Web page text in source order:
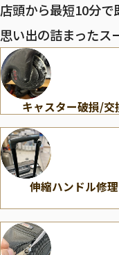
店頭から最短10分
思い出の詰まったス
キャスター破損/交
伸縮ハンドル修理